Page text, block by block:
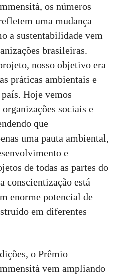
os números
uma mudança
a sustentabilidade vem
brasileiras.
nosso objetivo era
práticas ambientais e
Hoje vemos
sociais e
que
uma pauta ambiental,
e
de todas as partes do
conscientização está
enorme potencial de
em diferentes
o Prêmio
vem ampliando